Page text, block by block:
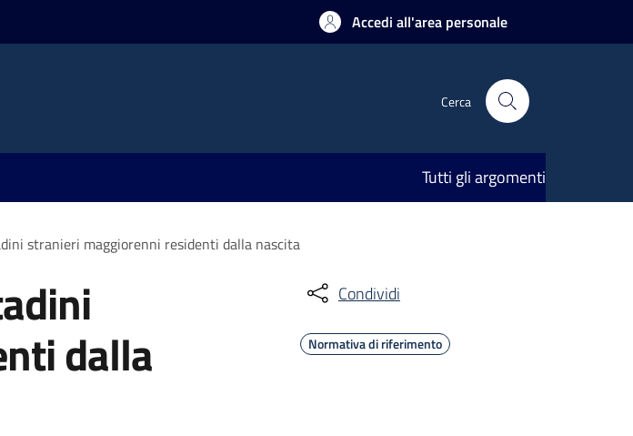
Accedi all'area personale
Cerca
Tutti gli argomenti
stranieri maggiorenni residenti dalla nascita
dalla
Condividi
Normativa di riferimento